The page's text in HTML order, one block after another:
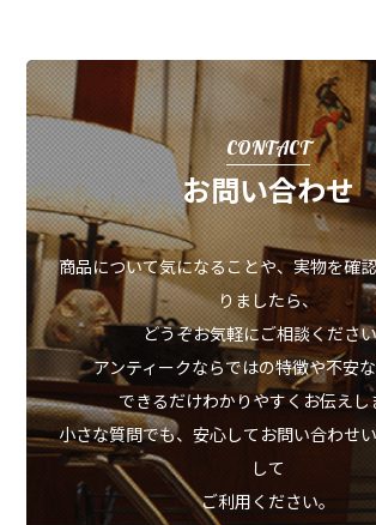
CONTACT
お問い合わせ
商品について気になることや、実物を確
りましたら、
どうぞお気軽にご相談くださ
アンティークならではの特徴や不安
できるだけわかりやすくお伝えし
小さな質問でも、安心してお問い合わせ
して
ご利用ください。